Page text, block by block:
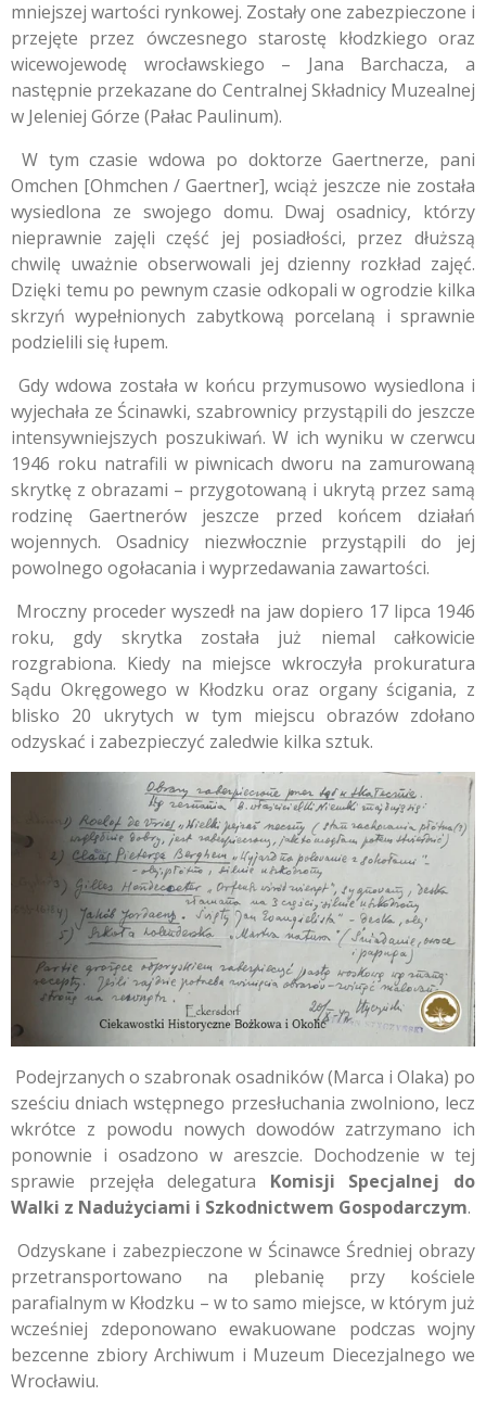
mniejszej wartości rynkowej. Zostały one zabezpieczone i
przejęte przez ówczesnego starostę kłodzkiego oraz
wicewojewodę wrocławskiego – Jana Barchacza, a
następnie przekazane do Centralnej Składnicy Muzealnej
w Jeleniej Górze (Pałac Paulinum).
W tym czasie wdowa po doktorze Gaertnerze, pani
Omchen [Ohmchen / Gaertner], wciąż jeszcze nie została
wysiedlona ze swojego domu. Dwaj osadnicy, którzy
nieprawnie zajęli część jej posiadłości, przez dłuższą
chwilę uważnie obserwowali jej dzienny rozkład zajęć.
Dzięki temu po pewnym czasie odkopali w ogrodzie kilka
skrzyń wypełnionych zabytkową porcelaną i sprawnie
podzielili się łupem.
Gdy wdowa została w końcu przymusowo wysiedlona i
wyjechała ze Ścinawki, szabrownicy przystąpili do jeszcze
intensywniejszych poszukiwań. W ich wyniku w czerwcu
1946 roku natrafili w piwnicach dworu na zamurowaną
skrytkę z obrazami – przygotowaną i ukrytą przez samą
rodzinę Gaertnerów jeszcze przed końcem działań
wojennych. Osadnicy niezwłocznie przystąpili do jej
powolnego ogołacania i wyprzedawania zawartości.
Mroczny proceder wyszedł na jaw dopiero 17 lipca 1946
roku, gdy skrytka została już niemal całkowicie
rozgrabiona. Kiedy na miejsce wkroczyła prokuratura
Sądu Okręgowego w Kłodzku oraz organy ścigania, z
blisko 20 ukrytych w tym miejscu obrazów zdołano
odzyskać i zabezpieczyć zaledwie kilka sztuk.
Podejrzanych o szabronak osadników (Marca i Olaka) po
sześciu dniach wstępnego przesłuchania zwolniono, lecz
wkrótce z powodu nowych dowodów zatrzymano ich
ponownie i osadzono w areszcie. Dochodzenie w tej
sprawie przejęła delegatura Komisji Specjalnej do
Walki z Nadużyciami i Szkodnictwem Gospodarczym.
Odzyskane i zabezpieczone w Ścinawce Średniej obrazy
przetransportowano na plebanię przy kościele
parafialnym w Kłodzku – w to samo miejsce, w którym już
wcześniej zdeponowano ewakuowane podczas wojny
bezcenne zbiory Archiwum i Muzeum Diecezjalnego we
Wrocławiu.